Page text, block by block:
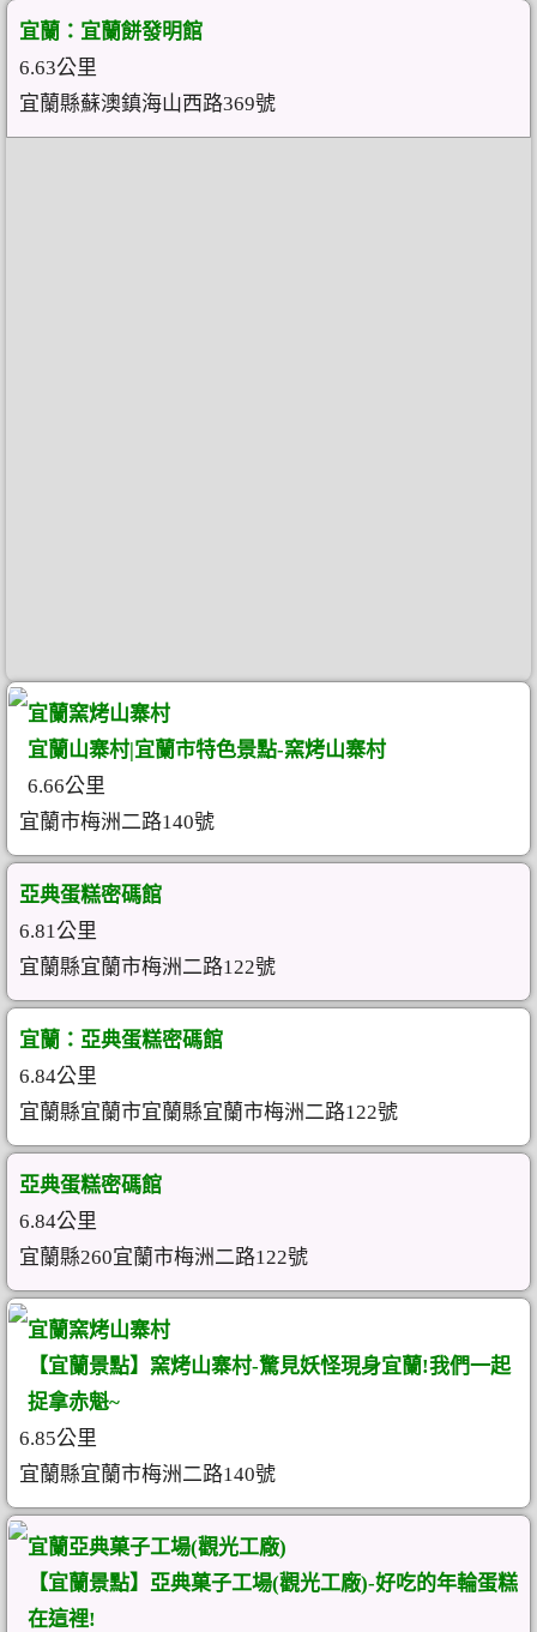
宜蘭：宜蘭餅發明館
6.63公里
宜蘭縣蘇澳鎮海山西路369號
宜蘭窯烤山寨村
宜蘭山寨村|宜蘭市特色景點-窯烤山寨村
6.66公里
宜蘭市梅洲二路140號
亞典蛋糕密碼館
6.81公里
宜蘭縣宜蘭市梅洲二路122號
宜蘭：亞典蛋糕密碼館
6.84公里
宜蘭縣宜蘭市宜蘭縣宜蘭市梅洲二路122號
亞典蛋糕密碼館
6.84公里
宜蘭縣260宜蘭市梅洲二路122號
宜蘭窯烤山寨村
【宜蘭景點】窯烤山寨村-驚見妖怪現身宜蘭!我們一起
捉拿赤魁~
6.85公里
宜蘭縣宜蘭市梅洲二路140號
宜蘭亞典菓子工場(觀光工廠)
【宜蘭景點】亞典菓子工場(觀光工廠)-好吃的年輪蛋糕
在這裡!